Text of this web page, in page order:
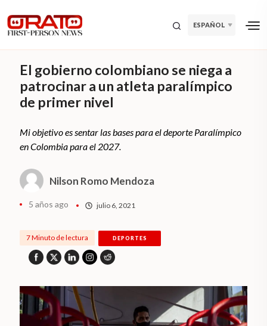
ESPAÑOL
El gobierno colombiano se niega a
patrocinar a un atleta paralímpico
de primer nivel
Mi objetivo es sentar las bases para el deporte Paralímpico
en Colombia para el 2027.
Nilson Romo Mendoza
5 años ago julio 6, 2021
7 Minuto de lectura DEPORTES